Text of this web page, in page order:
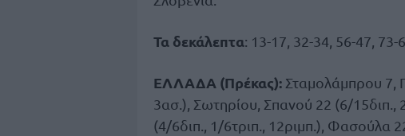
Τα δεκάλεπτα: 13-17, 32-34, 56-47, 73-
ΕΛΛΑΔΑ (Πρέκας): Σταμολάμπρου 7,
3ασ.), Σωτηρίου, Σπανού 22 (6/15διπ.,
(4/6διπ., 1/6τριπ., 12ριμπ.), Φασούλα